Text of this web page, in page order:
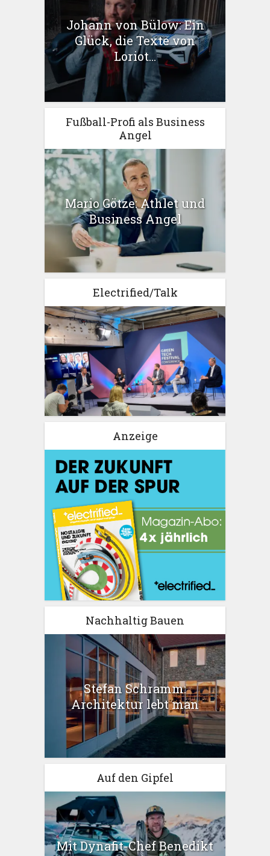
Johann von Bülow: Ein
Glück, die Texte von
Loriot...
Fußball-Profi als Business
Angel
Mario Götze: Athlet und
Business Angel
Electrified/Talk
Anzeige
Nachhaltig Bauen
Stefan Schramm:
Architektur lebt man
Auf den Gipfel
Mit Dynafit-Chef Benedikt